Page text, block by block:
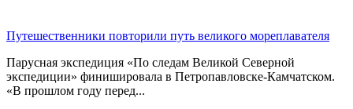
Путешественники повторили путь великого мореплавателя
Парусная экспедиция «По следам Великой Северной
экспедиции» финишировала в Петропавловске-Камчатском.
«В прошлом году перед...